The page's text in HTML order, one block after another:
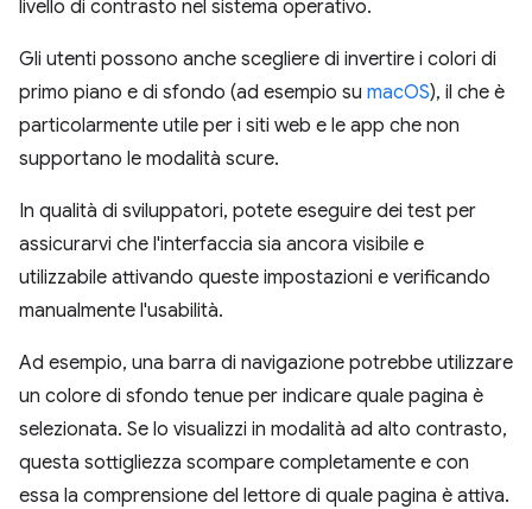
livello di contrasto nel sistema operativo.
Gli utenti possono anche scegliere di invertire i colori di
primo piano e di sfondo (ad esempio su macOS), il che è
particolarmente utile per i siti web e le app che non
supportano le modalità scure.
In qualità di sviluppatori, potete eseguire dei test per
assicurarvi che l'interfaccia sia ancora visibile e
utilizzabile attivando queste impostazioni e verificando
manualmente l'usabilità.
Ad esempio, una barra di navigazione potrebbe utilizzare
un colore di sfondo tenue per indicare quale pagina è
selezionata. Se lo visualizzi in modalità ad alto contrasto,
questa sottigliezza scompare completamente e con
essa la comprensione del lettore di quale pagina è attiva.